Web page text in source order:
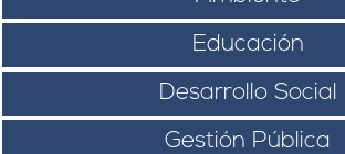
Educación
Desarrollo Social
Gestión Pública